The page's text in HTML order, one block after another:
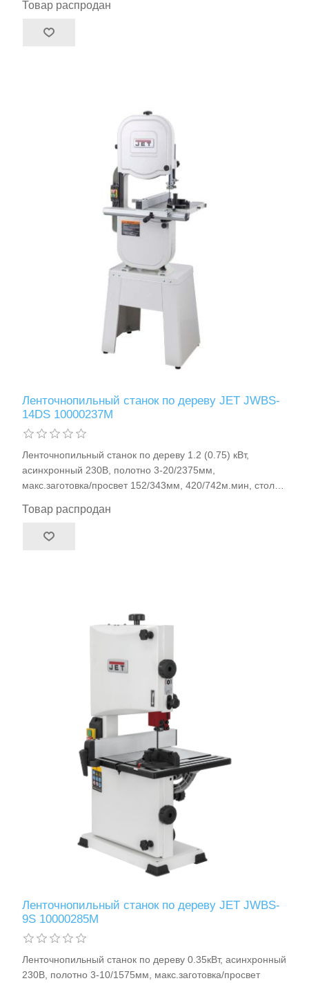
JWBS-12SL арт.JT1-435
Товар распродан
Ленточнопильный станок по дереву JET JWBS-
14DS 10000237M
Ленточнопильный станок по дереву 1.2 (0.75) кВт,
асинхронный 230В, полотно 3-20/2375мм,
макс.заготовка/просвет 152/343мм, 420/742м.мин, стол
МДФ/ДСП, 83кг JET JWBS-14DS арт.10000237M
Товар распродан
Ленточнопильный станок по дереву JET JWBS-
9S 10000285M
Ленточнопильный станок по дереву 0.35кВт, асинхронный
230В, полотно 3-10/1575мм, макс.заготовка/просвет